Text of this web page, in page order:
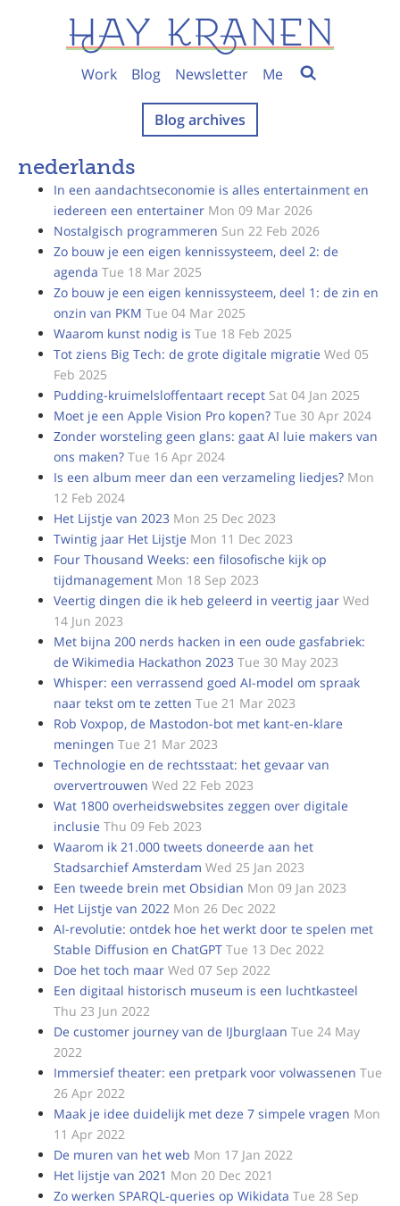
Work Blog Newsletter Me
Blog archives
nederlands
In een aandachtseconomie is alles entertainment en
iedereen een entertainer Mon 09 Mar 2026
Nostalgisch programmeren Sun 22 Feb 2026
Zo bouw je een eigen kennissysteem, deel 2: de
agenda Tue 18 Mar 2025
Zo bouw je een eigen kennissysteem, deel 1: de zin en
onzin van PKM Tue 04 Mar 2025
Waarom kunst nodig is Tue 18 Feb 2025
Tot ziens Big Tech: de grote digitale migratie Wed 05
Feb 2025
Pudding-kruimelsloffentaart recept Sat 04 Jan 2025
Moet je een Apple Vision Pro kopen? Tue 30 Apr 2024
Zonder worsteling geen glans: gaat AI luie makers van
ons maken? Tue 16 Apr 2024
Is een album meer dan een verzameling liedjes? Mon
12 Feb 2024
Het Lijstje van 2023 Mon 25 Dec 2023
Twintig jaar Het Lijstje Mon 11 Dec 2023
Four Thousand Weeks: een filosofische kijk op
tijdmanagement Mon 18 Sep 2023
Veertig dingen die ik heb geleerd in veertig jaar Wed
14 Jun 2023
Met bijna 200 nerds hacken in een oude gasfabriek:
de Wikimedia Hackathon 2023 Tue 30 May 2023
Whisper: een verrassend goed AI-model om spraak
naar tekst om te zetten Tue 21 Mar 2023
Rob Voxpop, de Mastodon-bot met kant-en-klare
meningen Tue 21 Mar 2023
Technologie en de rechtsstaat: het gevaar van
oververtrouwen Wed 22 Feb 2023
Wat 1800 overheidswebsites zeggen over digitale
inclusie Thu 09 Feb 2023
Waarom ik 21.000 tweets doneerde aan het
Stadsarchief Amsterdam Wed 25 Jan 2023
Een tweede brein met Obsidian Mon 09 Jan 2023
Het Lijstje van 2022 Mon 26 Dec 2022
AI-revolutie: ontdek hoe het werkt door te spelen met
Stable Diffusion en ChatGPT Tue 13 Dec 2022
Doe het toch maar Wed 07 Sep 2022
Een digitaal historisch museum is een luchtkasteel
Thu 23 Jun 2022
De customer journey van de IJburglaan Tue 24 May
2022
Immersief theater: een pretpark voor volwassenen Tue
26 Apr 2022
Maak je idee duidelijk met deze 7 simpele vragen Mon
11 Apr 2022
De muren van het web Mon 17 Jan 2022
Het lijstje van 2021 Mon 20 Dec 2021
Zo werken SPARQL-queries op Wikidata Tue 28 Sep